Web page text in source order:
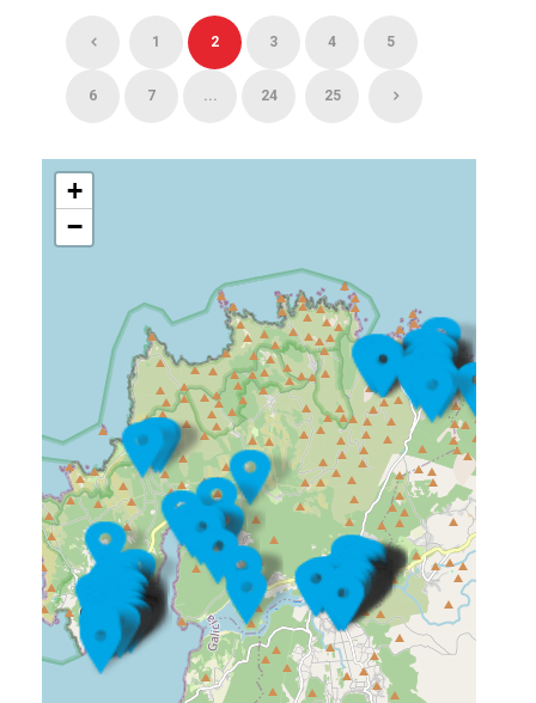
1 2 3 4 5
6 7 ... 24 25
+
−